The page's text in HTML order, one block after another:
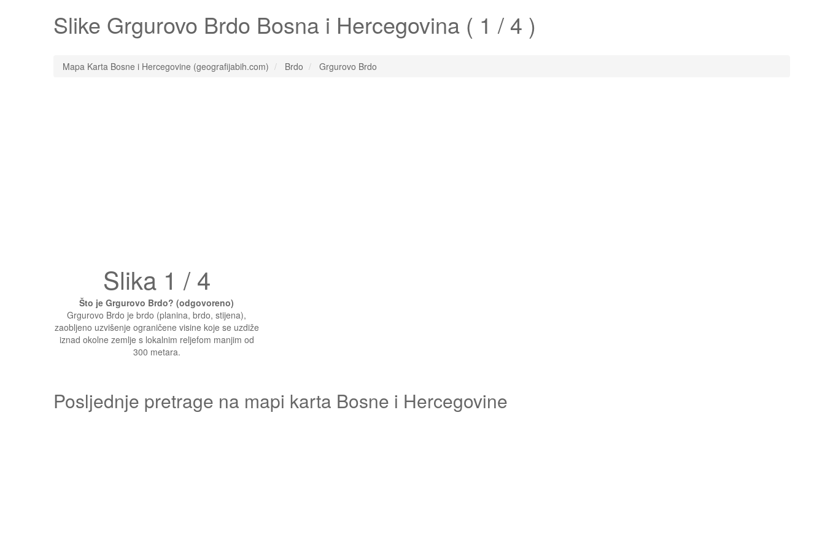
Slike Grgurovo Brdo Bosna i Hercegovina ( 1 / 4 )
Mapa Karta Bosne i Hercegovine (geografijabih.com) Brdo Grgurovo Brdo
Slika 1 / 4
Što je Grgurovo Brdo? (odgovoreno)
Grgurovo Brdo je brdo (planina, brdo, stijena),
zaobljeno uzvišenje ograničene visine koje se uzdiže
iznad okolne zemlje s lokalnim reljefom manjim od
300 metara.
Posljednje pretrage na mapi karta Bosne i Hercegovine